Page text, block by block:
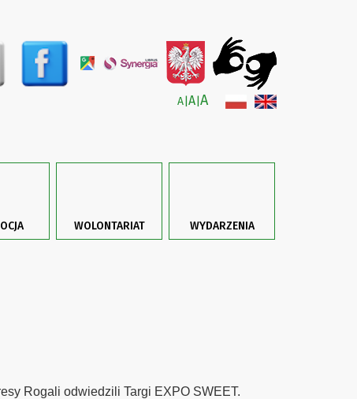
A A A
WOLONTARIAT WYDARZENIA
Rogali odwiedzili Targi EXPO SWEET.